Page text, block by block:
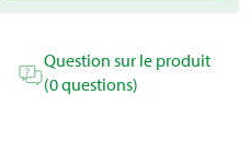
Question sur le produit
(0 questions)